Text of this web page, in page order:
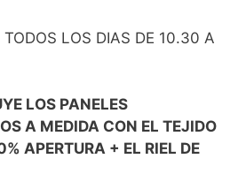
LOS DIAS DE 10.30 A
LOS PANELES
A MEDIDA CON EL TEJIDO
APERTURA + EL RIEL DE